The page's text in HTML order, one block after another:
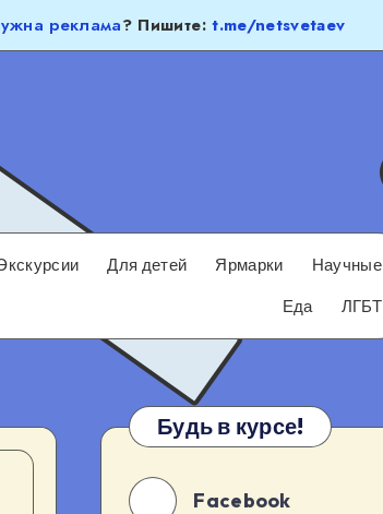
реклама? Пишите:t.me/netsvetaev
Для детей Ярмарки
Научные
Еда
ЛГБТ
Будь в курсе!
Facebook